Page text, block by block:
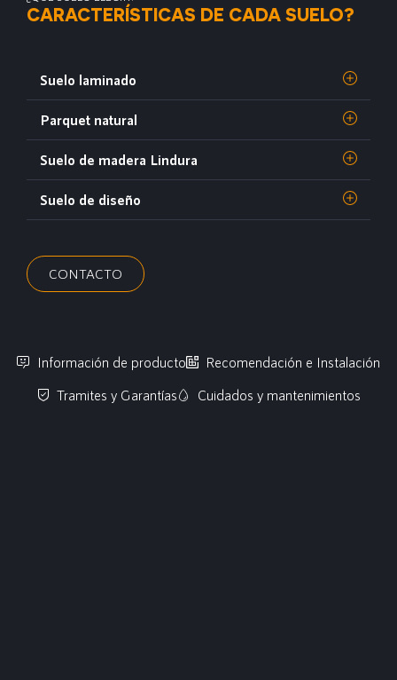
CARACTERÍSTICAS DE CADA SUELO?
Suelo laminado
Parquet natural
Suelo de madera Lindura
Suelo de diseño
CONTACTO
Información de producto
Recomendación e Instalación
Tramites y Garantías
Cuidados y mantenimientos